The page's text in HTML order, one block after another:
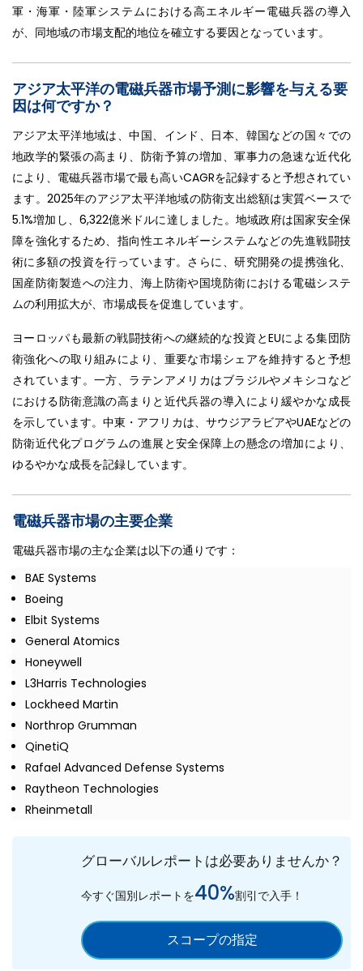
軍・海軍・陸軍システムにおける高エネルギー電磁兵器の導入
が、同地域の市場支配的地位を確立する要因となっています。
アジア太平洋の電磁兵器市場予測に影響を与える要
因は何ですか？
アジア太平洋地域は、中国、インド、日本、韓国などの国々での
地政学的緊張の高まり、防衛予算の増加、軍事力の急速な近代化
により、電磁兵器市場で最も高いCAGRを記録すると予想されてい
ます。2025年のアジア太平洋地域の防衛支出総額は実質ベースで
5.1%増加し、6,322億米ドルに達しました。地域政府は国家安全保
障を強化するため、指向性エネルギーシステムなどの先進戦闘技
術に多額の投資を行っています。さらに、研究開発の提携強化、
国産防衛製造への注力、海上防衛や国境防衛における電磁システ
ムの利用拡大が、市場成長を促進しています。
ヨーロッパも最新の戦闘技術への継続的な投資とEUによる集団防
衛強化への取り組みにより、重要な市場シェアを維持すると予想
されています。一方、ラテンアメリカはブラジルやメキシコなど
における防衛意識の高まりと近代兵器の導入により緩やかな成長
を示しています。中東・アフリカは、サウジアラビアやUAEなどの
防衛近代化プログラムの進展と安全保障上の懸念の増加により、
ゆるやかな成長を記録しています。
電磁兵器市場の主要企業
電磁兵器市場の主な企業は以下の通りです：
BAE Systems
Boeing
Elbit Systems
General Atomics
Honeywell
L3Harris Technologies
Lockheed Martin
Northrop Grumman
QinetiQ
Rafael Advanced Defense Systems
Raytheon Technologies
Rheinmetall
グローバルレポートは必要ありませんか？
今すぐ国別レポートを40%割引で入手！
スコープの指定